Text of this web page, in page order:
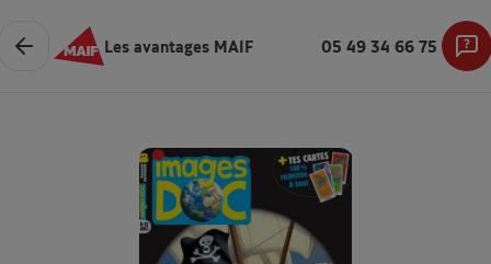
Les avantages MAIF 05 49 34 66 75